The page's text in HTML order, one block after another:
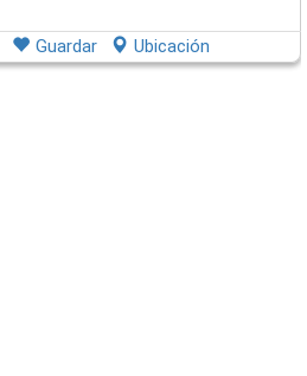
Guardar Ubicación